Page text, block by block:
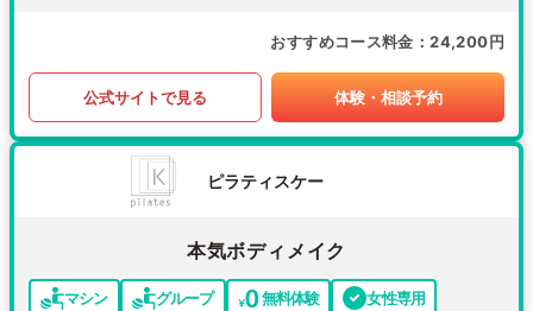
おすすめコース料金 24,200円
公式サイトで見る 体験・相談予約
ピラティスケー
本気ボディメイク
マシン グループ 無料体験 女性専用